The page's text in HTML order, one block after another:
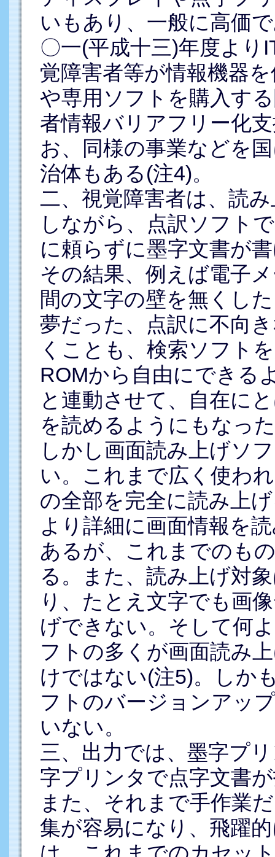
いもあり、一般に高価
〇一(平成十三)年度より
覚障害者等が情報機器
や専用ソフトを購入す
者情報バリアフリー化
お、同様の事業などを
治体もある(注4)。
二、視覚障害者は、読
しながら、点訳ソフト
に頼らずに墨字文書が
その結果、例えば電子
間の文字の壁を無くし
夢だった、点訳に不向
くことも、検索ソフト
ROMから自由にできる
と連動させて、自在に
を読めるようにもなっ
しかし画面読み上げソ
い。これまで広く使わ
の全部を完全に読み上
より詳細に画面情報を
あるが、これまでのも
る。また、読み上げ対
り、たとえ文字でも画
げできない。そして何
フトの多くが画面読み
けではない(注5)。しか
フトのバージョンアッ
いない。
三、出力では、墨字プ
字プリンタで点字文書
また、それまで手作業
集が容易になり、飛躍